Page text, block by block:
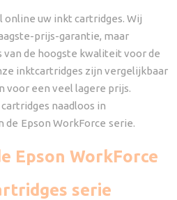
online uw inkt cartridges. Wij
prijs-garantie, maar
van de hoogste kwaliteit voor de
inktcartridges zijn vergelijkbaar
voor een veel lagere prijs.
naadloos in
de Epson WorkForce serie.
Epson WorkForce
serie